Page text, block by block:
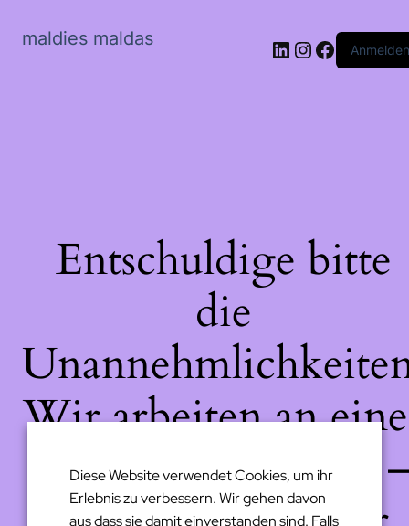
maldies maldas LinkedIn
Instagram
Anmelden
Entschuldige bitte
die
Wir arbeiten an
großartigen Sache
Diese Website verwendet Cookies, um ihr
Erlebnis zu verbessern. Wir gehen davon
aus dass sie damit einverstanden sind. Falls